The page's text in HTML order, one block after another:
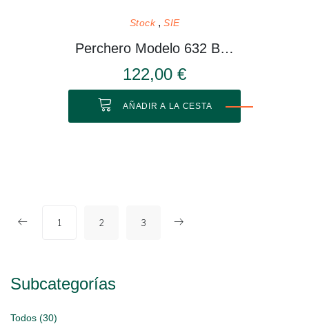
Stock SIE
Perchero Modelo 632 Blanco
122,00 €
AÑADIR A LA CESTA
1 2 3
Subcategorías
Todos (30)